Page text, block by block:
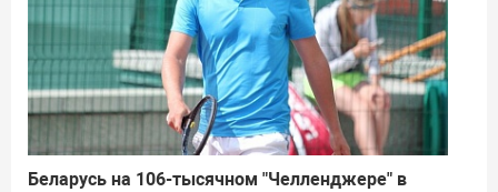
Беларусь на 106-тысячном "Челленджере" в